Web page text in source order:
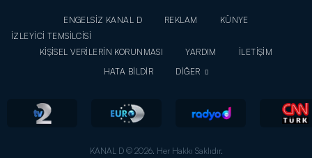
ENGELSİZ KANAL D REKLAM
KÜNYE
İZLEYİCİ TEMSİLCİSİ
KİŞİSEL VERİLERİN KORUNMASI
YARDIM
İLETİŞİM
HATA BİLDİR
DİĞER
KANAL D © 2026. Her Hakkı Saklıdır.